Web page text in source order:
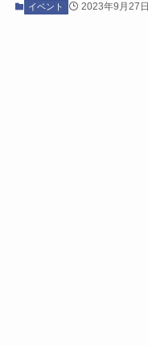
イベント 2023年9月27日